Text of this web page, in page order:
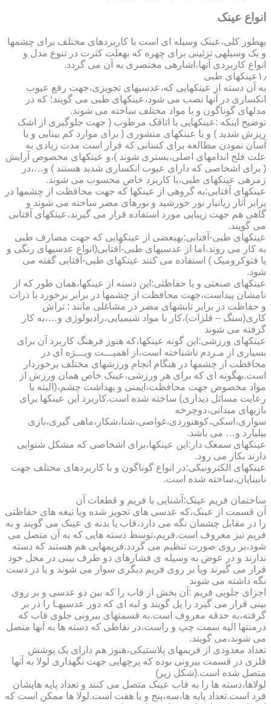
انواع عینک
به­طور کلی،عینک وسیله ای است با کاربردهای مختلف برای چشمها
و یک وسیله­ی تزئینی برای چهره که به­علت کثرت در تنوع مدل و
انواع کاربردی آنها،اشاره­ی مختصری به آن می گردد.
۱٫عینکهای طبی
به آن دسته از عینکهایی که،عدسیهای تجویزی،جهت رفع عیوب
انکساری در آنها نصب می شود،عینکهای طبی می گویند؛ که در
مدلهای گوناگون و با مواد مختلف ساخته می شوند.
توضیح اینکه :عینکهایی با اتاقک مرطوب ( جهت جلوگیری از اشک
ریزش شدید ) و یا عینکهای منشوری ( برای موارد کم بینایی و یا
آسان نمودن مطالعه برای کسانی که قرار است مدت زیادی به
علت فلج اندامهای اصلی،بستری شوند )،و عینکهای مخصوص آرایش
( برای اشخاصی که دارای عیوب انکساری شدید هستند ) و…،در
زمره­ی عینکهای طبی،با کاربرد خاص محسوب می شوند.
عینکهای آفتابی:به گروهی از عینکها که جهت محافظت از چشمها در
برابر آثار زیانبار نور خورشید و نورهای مضر ساخته می شوند و
گاهی هم جهت زیبایی مورد استفاده قرار می گیرند،عینکهای آفتابی
می گویند.
عینکهای طبی-آفتابی:به­بعضی از عینکهایی که جهت مصارف طبی
به کار می روند،اما از عدسیهای طبی-آفتابی(انواع عدسیهای رنگی و
یا فتوکرومیک ) استفاده می کنند عینکهای طبی-آفتابی گفته می
شود.
عینکهای صنعتی و یا حفاظتی:این دسته از عینکها،همان طور که از
نامشان پیداست،جهت محافظت از چشمها در برابر برخورد با ذرات
و حفاظت در برابر تابشهای مضر در مشاغلی مانند : تراش
کاری(سنگ – فلزات)،کار با مواد شیمیایی،رادیولوژی و…،به کار
گرفته می شوند
عینکهای ورزشی:این گونه عینکها،که هنوز فرهنگ کاربرد آن برای
بسیاری از مـردم ناشناخته است،از اهمیـــت ویـــژه ای در
محافظت از چشمها در هنگام انجام ورزشهای مختلف برخوردار
است.به­گونه ای که برای هر ورزشی،عینک خاص همان ورزش از
مواد مخصوص جهت محافظت،ایمنی و بهداشت چشم،(البته با
رعایت مسائل دیداری) ساخته شده است.کاربرد این عینکها برای
بازیهای میدانی،دوچرخه
سواری،اسکی،کوهنوردی،غواصی،شنا،شکار،ماهی گیری،بازی
بیلیارد و… می باشد.
عینکهای سمعک دار:این عینکها،برای اشخاصی که مشکل شنوایی
دارند بکار می رود.
عینکهای الکترونیکی:در انواع گوناگون و با کاربردهای مختلف جهت
نابینایان،ساخته شده است.
ساختمان فریم عینک:آشنایی با فریم و قطعات آن
آن قسمت از عینک،که عدسی های تجویز شده ویا تیغه های حفاظتی
را در مقابل چشمان نگه می دارد،قاب یا بدنه ی عینک می گویند و به
فریم نیز معروف است.فریم،توسط دسته هایی که به آن متصل می
شود،بر روی صورت تنظیم می گردد.فریمهایی هم هستند که دسته
ندارند و در عوض به وسیله ی فشارهای دو طرف بینی در محل خود
قرار می گیرند ویا بر روی فریم دیگری سوار می شوند و یا در دست
نگه داشته می شوند
اجزای جلویی فریم :آن بخش از قاب را که بین دو عدسی و بر روی
بینی قرار می گیرد را پل گویند و لبه ای که دور عدسیهـا را در بر
گرفته،به حدقه معروف است.به قسمتهای بیرونی جلوی قاب که
درمنتها الیه سمت چپ و راست،در نقاطی که دسته ها به آنها متصل
می شوند،می گویند.
تعداد معدودی از فریمهای پلاستیکی،هنوز هم دارای یک پوشش
فلزی در قسمت بیرونی بوده که پرچهایی جهت نگهداری لولا به آنها
متصل شده است.(شکل زیر)
لولاها،دسته ها را به قاب عینک متصل می کنند و تعداد پایه هایشان
فرد است.تعداد پایه ها،سه،پنج و یا هفت است.لولا ها ممکن است که